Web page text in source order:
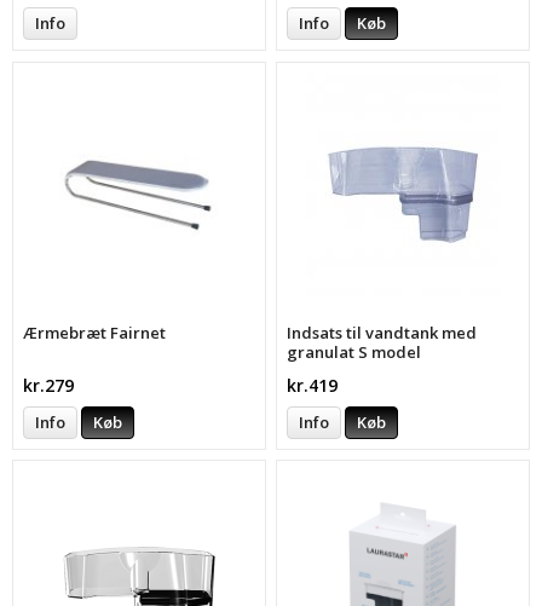
Info Info Køb
Ærmebræt Fairnet
kr.279
Info Køb
Indsats til vandtank med
granulat S model
kr.419
Info Køb